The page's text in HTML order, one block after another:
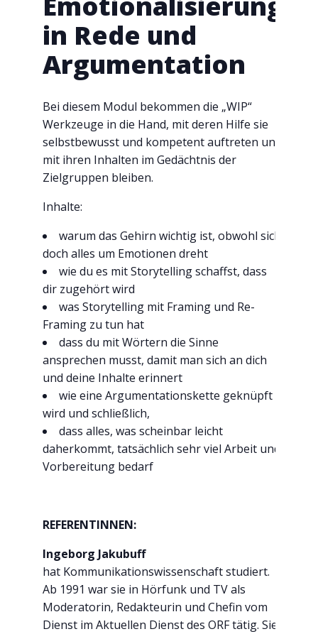
in Rede und
Argumentation
Bei diesem Modul bekommen die „WIP“
Werkzeuge in die Hand, mit deren Hilfe sie
selbstbewusst und kompetent auftreten und
mit ihren Inhalten im Gedächtnis der
Zielgruppen bleiben.
Inhalte:
warum das Gehirn wichtig ist, obwohl sich
doch alles um Emotionen dreht
wie du es mit Storytelling schaffst, dass
dir zugehört wird
was Storytelling mit Framing und Re-
Framing zu tun hat
dass du mit Wörtern die Sinne
ansprechen musst, damit man sich an dich
und deine Inhalte erinnert
wie eine Argumentationskette geknüpft
wird und schließlich,
dass alles, was scheinbar leicht
daherkommt, tatsächlich sehr viel Arbeit und
Vorbereitung bedarf
REFERENTINNEN:
Ingeborg Jakubuff
hat Kommunikationswissenschaft studiert.
Ab 1991 war sie in Hörfunk und TV als
Moderatorin, Redakteurin und Chefin vom
Dienst im Aktuellen Dienst des ORF tätig. Sie